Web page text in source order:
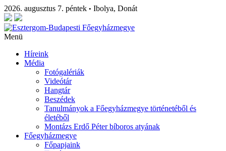
2026. augusztus 7. péntek • Ibolya, Donát
Menü
Híreink
Média
Fotógalériák
Videótár
Hangtár
Beszédek
Tanulmányok a Főegyházmegye történetéből és
életéből
Montázs Erdő Péter bíboros atyának
Főegyházmegye
Főpapjaink